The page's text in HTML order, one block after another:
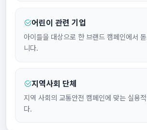
어린이 관련 기업
아이들을 대상으로 한 브랜드 캠페인에서
니다.
지역사회 단체
지역 사회의 교통안전 캠페인에 맞는 실용
다.